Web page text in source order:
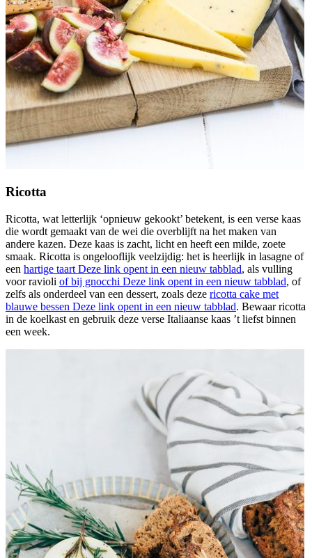
Ricotta
Ricotta, wat letterlijk ‘opnieuw gekookt’ betekent, is een verse kaas
die wordt gemaakt van de wei die overblijft na het maken van
andere kazen. Deze kaas is zacht, licht en heeft een milde, zoete
smaak. Ricotta is ongelooflijk veelzijdig: het is heerlijk in lasagne of
een hartige taart Deze link opent in een nieuw tabblad, als vulling
voor ravioli of bij gnocchi Deze link opent in een nieuw tabblad, of
zelfs als onderdeel van een dessert, zoals deze ricotta cake met
blauwe bessen Deze link opent in een nieuw tabblad. Bewaar ricotta
in de koelkast en gebruik deze verse Italiaanse kaas ’t liefst binnen
een week.